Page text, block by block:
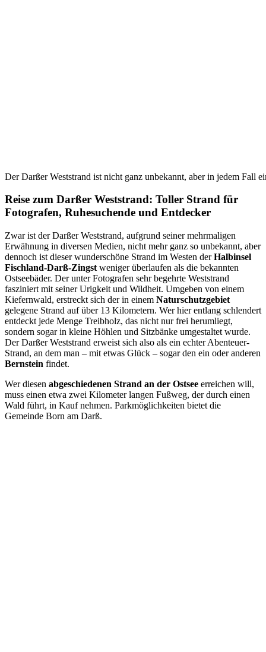
Der Darßer Weststrand ist nicht ganz unbekannt, aber in jedem Fall
Reise zum Darßer Weststrand: Toller Strand für
Fotografen, Ruhesuchende und Entdecker
Zwar ist der Darßer Weststrand, aufgrund seiner mehrmaligen
Erwähnung in diversen Medien, nicht mehr ganz so unbekannt, aber
dennoch ist dieser wunderschöne Strand im Westen derHalbinsel
Fischland-Darß-Zingst weniger überlaufen als die bekannten
Ostseebäder. Der unter Fotografen sehr begehrte Weststrand
fasziniert mit seiner Urigkeit und Wildheit. Umgeben von einem
Kiefernwald, erstreckt sich der in einem Naturschutzgebiet
gelegene Strand auf über 13 Kilometern. Wer hier entlang schlendert
entdeckt jede Menge Treibholz, das nicht nur frei herumliegt,
sondern sogar in kleine Höhlen und Sitzbänke umgestaltet wurde.
Der Darßer Weststrand erweist sich also als ein echter Abenteuer-
Strand, an dem man – mit etwas Glück – sogar den ein oder anderen
Bernstein findet.
Wer diesen abgeschiedenen Strand an der Ostsee erreichen will,
muss einen etwa zwei Kilometer langen Fußweg, der durch einen
Wald führt, in Kauf nehmen. Parkmöglichkeiten bietet die
Gemeinde Born am Darß.